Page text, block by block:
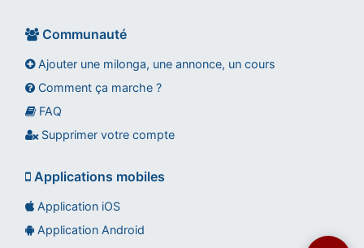
Communauté
Ajouter une milonga, une annonce, un cours
Comment ça marche ?
FAQ
Supprimer votre compte
Applications mobiles
Application iOS
Application Android
Assistant tango-argentin.fr
Questions sur les milongas, cours et stages